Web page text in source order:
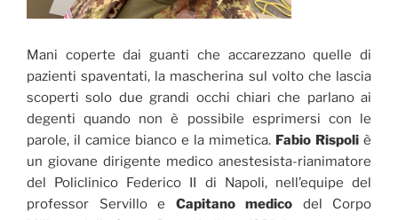
Mani coperte dai guanti che accarezzano quelle di
pazienti spaventati, la mascherina sul volto che lascia
scoperti solo due grandi occhi chiari che parlano ai
degenti quando non è possibile esprimersi con le
parole, il camice bianco e la mimetica. Fabio Rispoli è
un giovane dirigente medico anestesista-rianimatore
del Policlinico Federico II di Napoli, nell’equipe del
professor Servillo e Capitano medico del Corpo